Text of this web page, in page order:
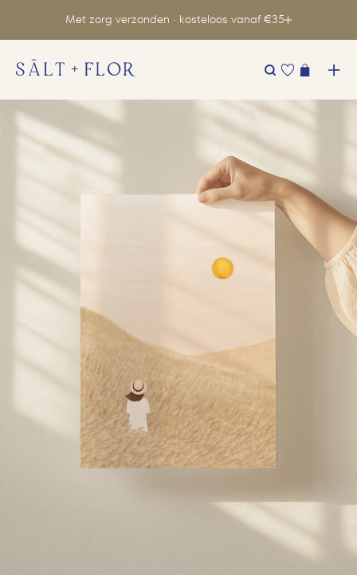
Met zorg verzonden · kosteloos vanaf €35
Zoeken
naar: